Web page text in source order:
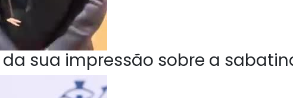
da sua impressão sobre a